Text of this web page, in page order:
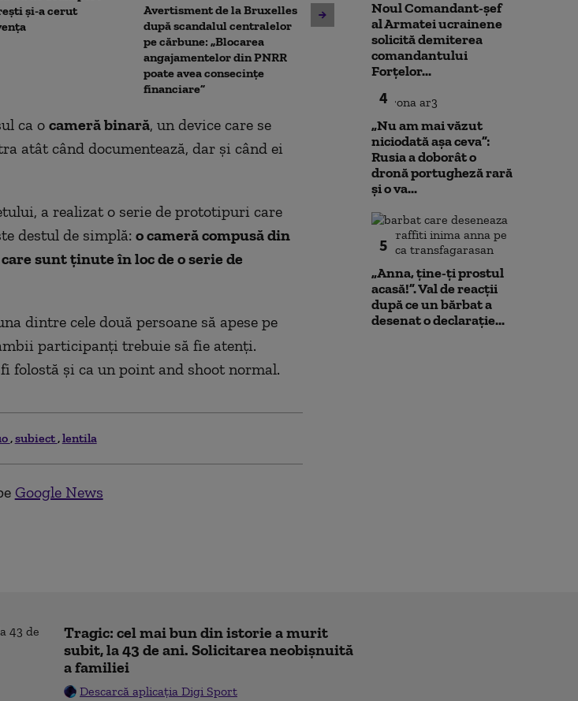
și-a cerut
Avertisment de la Bruxelles
după scandalul centralelor
pe cărbune: „Blocarea
angajamentelor din PNRR
poate avea consecințe
financiare”
deschide calea spre
parteneriatul civil. ACCEPT:
Nu poți impune obligații
fără să oferi și drepturi
Unitatea 2 de
ca o cameră binară, un device care se
atât când documentează, dar și când ei
a realizat o serie de prototipuri care
destul de simplă: o cameră compusă din
sunt ținute în loc de o serie de
dintre cele două persoane să apese pe
participanți trebuie să fie atenți.
folostă și ca un point and shoot normal.
subiect lentila
Google News
Noul Comandant-șef
al Armatei ucrainene
solicită demiterea
comandantului
Forțelor...
4
„Nu am mai văzut
niciodată așa ceva”:
Rusia a doborât o
dronă portugheză rară
și o va...
5
„Anna, ţine-ţi prostul
acasă!”. Val de reacții
după ce un bărbat a
desenat o declarație...
Tragic: cel mai bun din istorie a murit
subit, la 43 de ani. Solicitarea neobișnuită
a familiei
Descarcă aplicația Digi Sport